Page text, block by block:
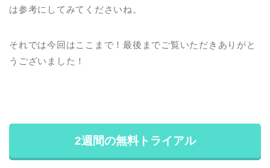
は参考にしてみてくださいね。
それでは今回はここまで！最後までご覧いただきありがと
うございました！
2週間の無料トライアル